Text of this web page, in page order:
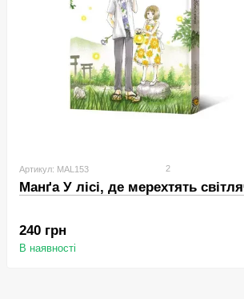
Артикул: MAL153 2
Манґа У лісі, де мерехтять
240 грн
В наявності